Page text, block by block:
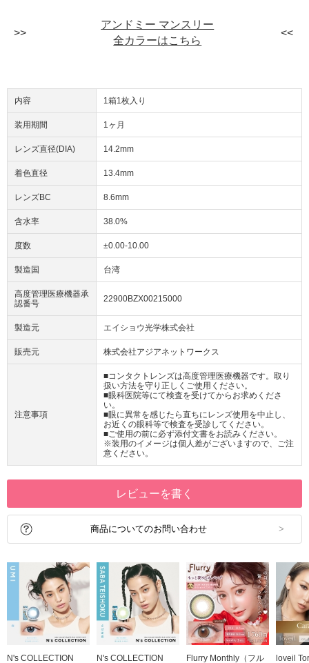
アンドミー マンスリー
全カラーはこちら
内容 1箱1枚入り
装用期間 1ヶ月
レンズ直径(DIA) 14.2mm
着色直径 13.4mm
レンズBC 8.6mm
含水率 38.0%
度数 ±0.00-10.00
製造国 台湾
高度管理医療機器承
認番号
22900BZX00215000
製造元 エイショウ光学株式会社
販売元 株式会社アジアネットワークス
注意事項
■コンタクトレンズは高度管理医療機器です。取り
扱い方法を守り正しくご使用ください。
■眼科医院等にて検査を受けてからお求めくださ
い。
■眼に異常を感じたら直ちにレンズ使用を中止し、
お近くの眼科等で検査を受診してください。
■ご使用の前に必ず添付文書をお読みください。
※装用のイメージは個人差がございますので、ご注
意ください。
レビューを書く
商品についてのお問い合わせ
N's COLLECTION N's COLLECTION Flurry Monthly（フル loveil